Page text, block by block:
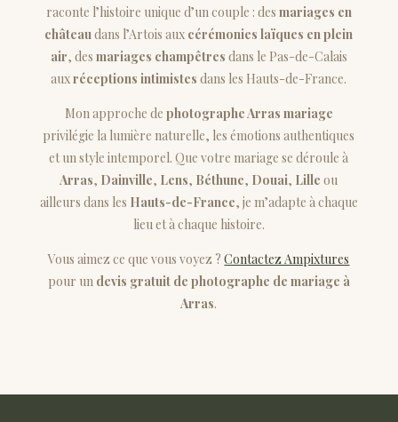
raconte l’histoire unique d’un couple : des mariages en
châteaudans l’Artois aux cérémonies laïques en plein
air, des mariages champêtres dans le Pas-de-Calais
auxréceptions intimistes dans les Hauts-de-France.
Mon approche de photographe Arras mariage
privilégie la lumière naturelle, les émotions authentiques
et un style intemporel. Que votre mariage se déroule à
Arras, Dainville, Lens, Béthune, Douai, Lille ou
ailleurs dans les Hauts-de-France, je m’adapte à chaque
lieu et à chaque histoire.
Vous aimez ce que vous voyez ?Contactez Ampixtures
pour un devis gratuit de photographe de mariage à
Arras.